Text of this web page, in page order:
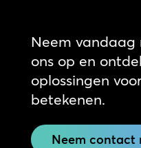
Neem
ons op en
oplossingen
betekenen.
Neem contact